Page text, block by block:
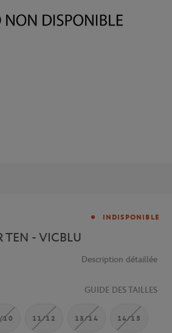
INDISPONIBLE
TEN - VICBLU
Description détaillée
GUIDE DES TAILLES
10 11/12 13/14 14/15